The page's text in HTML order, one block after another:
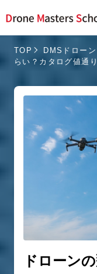
TOP DMSドロー
らい？カタログ値通
ドローン